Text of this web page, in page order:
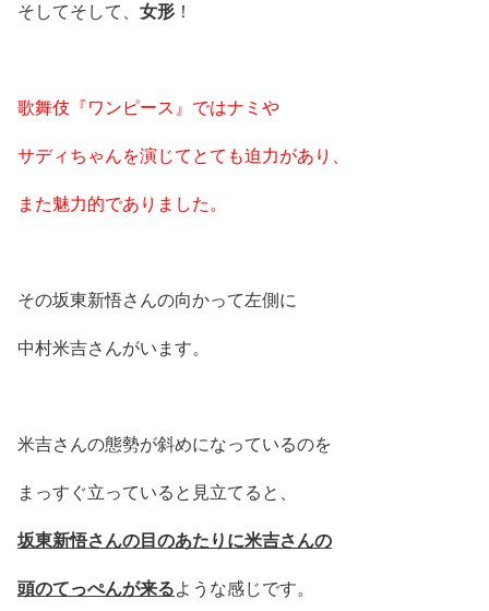
そしてそして、 女形 ！
歌舞伎『ワンピース』ではナミや
サディちゃんを演じてとても迫力があり、
また魅力的でありました。
その坂東新悟さんの向かって左側に
中村米吉さんがいます。
米吉さんの態勢が斜めになっているのを
まっすぐ立っていると見立てると、
坂東新悟さんの目のあたりに米吉さんの
頭のてっぺんが来るような感じです。